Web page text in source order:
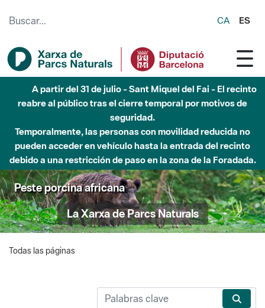
CA ES
A partir del 31 de julio - Sant Miquel del Fai - El recinto
reabre al público tras el cierre temporal por motivos de
seguridad.
Temporalmente, las personas con movilidad reducida no
pueden acceder en vehículo hasta la entrada del recinto
debido a una restricción de paso en la zona de la Foradada.
Peste porcina africana
La Xarxa de Parcs Naturals
Todas las páginas